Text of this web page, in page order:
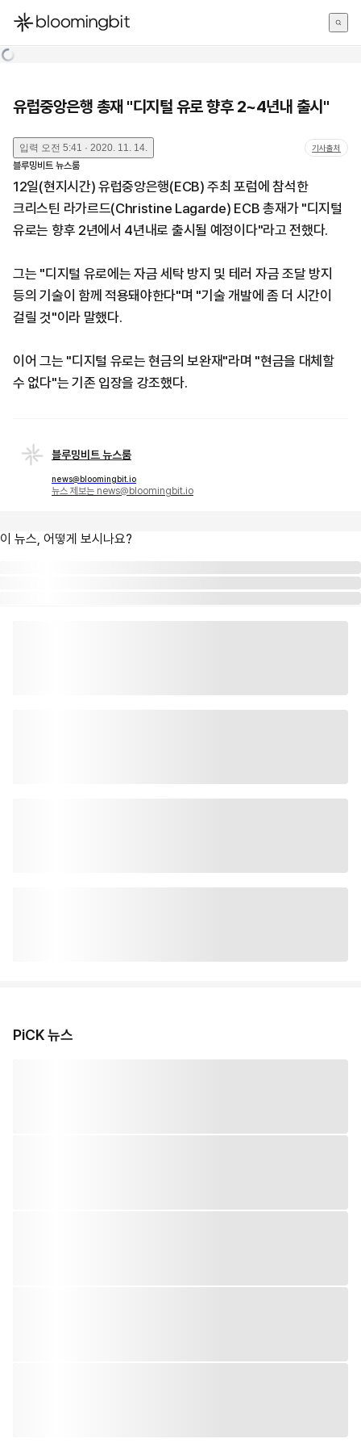
한국어
유럽중앙은행 총재 "디지털 유로 향후 2~4년내 출시"
입력 오전 5:41 · 2020. 11. 14. 기사출처
블루밍비트 뉴스룸
12일(현지시간) 유럽중앙은행(ECB) 주최 포럼에 참석한
크리스틴 라가르드(Christine Lagarde) ECB 총재가 "디지털
유로는 향후 2년에서 4년내로 출시될 예정이다"라고 전했다.
그는 "디지털 유로에는 자금 세탁 방지 및 테러 자금 조달 방지
등의 기술이 함께 적용돼야한다"며 "기술 개발에 좀 더 시간이
걸릴 것"이라 말했다.
이어 그는 "디지털 유로는 현금의 보완재"라며 "현금을 대체할
수 없다"는 기존 입장을 강조했다.
블루밍비트 뉴스룸
news@bloomingbit.io
뉴스 제보는 news@bloomingbit.io
이 뉴스, 어떻게 보시나요?
PiCK 뉴스